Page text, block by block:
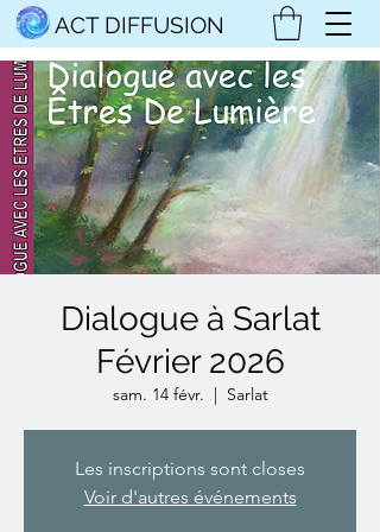
ACT DIFFUSION
Dialogue à Sarlat
Février 2026
sam. 14 févr.
  |
Sarlat
Les inscriptions sont closes
Voir d'autres événements